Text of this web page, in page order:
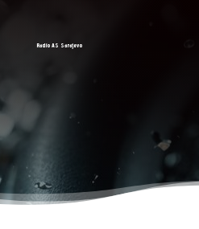
Radio AS Sarajevo